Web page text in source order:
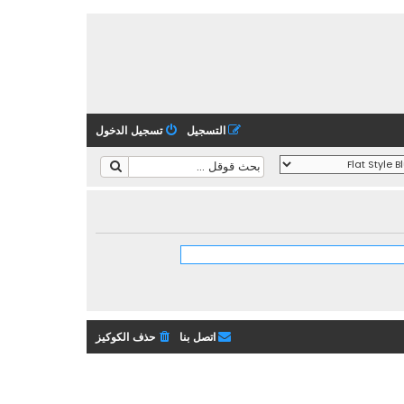
تسجيل الدخول التسجيل
حذف الكوكيز اتصل بنا